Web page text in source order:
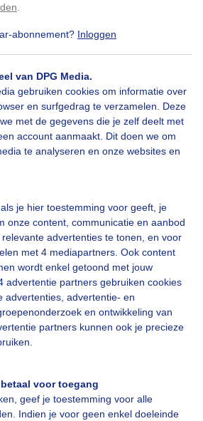
abonnement? Inloggen
van DPG Media.
gebruiken cookies om informatie over
en surfgedrag te verzamelen. Deze
met de gegevens die je zelf deelt met
account aanmaakt. Dit doen we om
te analyseren en onze websites en
je hier toestemming voor geeft, je
onze content, communicatie en aanbod
advertenties te tonen, en voor
met 4 mediapartners. Ook content
wordt enkel getoond met jouw
advertentie partners gebruiken cookies
advertenties, advertentie- en
en ontwikkeling van
partners kunnen ook je precieze
voor toegang
geef je toestemming voor alle
Indien je voor geen enkel doeleinde
09-06-2026, 36x bekeken
moment geduld aub...